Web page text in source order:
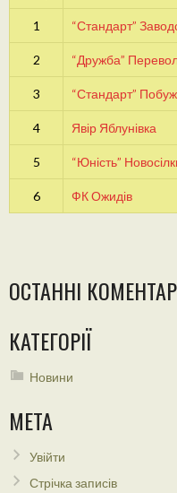
1 “Стандарт”
2 “Дружба”
3 “Стандарт”
4 Явір Яблунівка
5 “Юність”
6 ФК Ожидів
ОСТАННІ
КАТЕГОРІЇ
Новини
МЕТА
Увійти
Стрічка записів